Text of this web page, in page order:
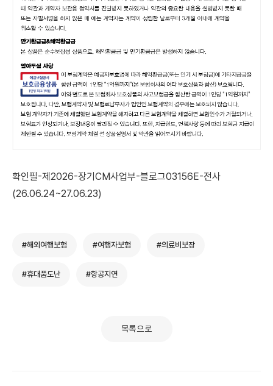
확인필-제2026-장기CM사업부-블로그03156E-전사
(26.06.24~27.06.23)
#해외여행보험 #여행자보험 #의료비보장
#휴대품도난 #항공지연
목록으로